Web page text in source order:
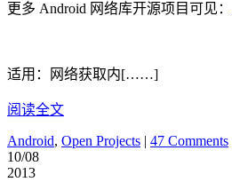
更多 Android 网络库开源项目可见：
适用：网络获取内[……]
阅读全文
Android, Open Projects | 47 Comments
10/08
2013